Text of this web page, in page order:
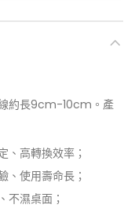
約長9cm-10cm。產
、高轉換效率；
、使用壽命長；
不濕桌面；